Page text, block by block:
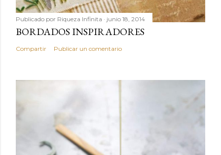
Publicado por Riqueza Infinita junio 18, 2014
BORDADOS INSPIRADORES
Compartir Publicar un comentario